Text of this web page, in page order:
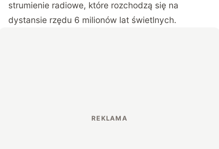
strumienie radiowe, które rozchodzą się na
dystansie rzędu 6 milionów lat świetlnych.